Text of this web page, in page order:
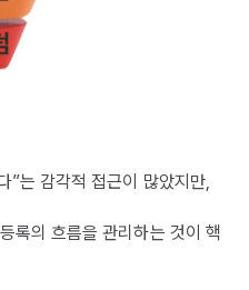
”는 감각적 접근이 많았지만,
록의 흐름을 관리하는 것이 핵